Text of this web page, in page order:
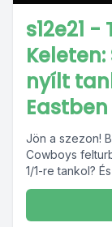
s12e21
nyílt
Eastben
Jön a szezon!
Cowboys
1/1-re tankol?